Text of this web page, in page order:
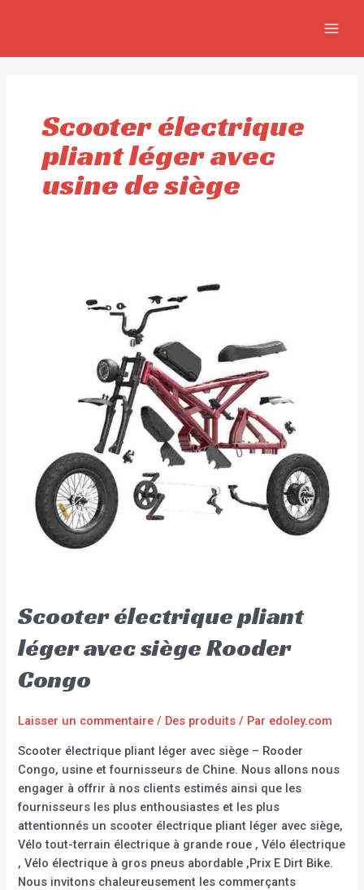
Scooter électrique
pliant léger avec
usine de siège
Scooter électrique pliant
léger avec siège Rooder
Congo
Laisser un commentaire / Des produits / Par edoley.com
Scooter électrique pliant léger avec siège – Rooder
Congo, usine et fournisseurs de Chine. Nous allons nous
engager à offrir à nos clients estimés ainsi que les
fournisseurs les plus enthousiastes et les plus
attentionnés un scooter électrique pliant léger avec siège,
Vélo tout-terrain électrique à grande roue , Vélo électrique
, Vélo électrique à gros pneus abordable ,Prix E Dirt Bike.
Nous invitons chaleureusement les commerçants